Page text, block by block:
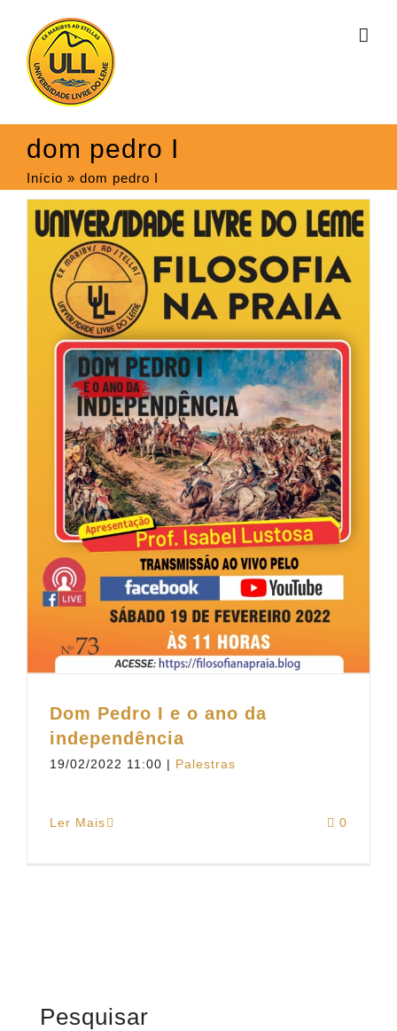
conteúdo
dom pedro I
Início » dom pedro I
Dom Pedro I e o ano da
independência
19/02/2022 11:00 | Palestras
Ler Mais 0
Pesquisar